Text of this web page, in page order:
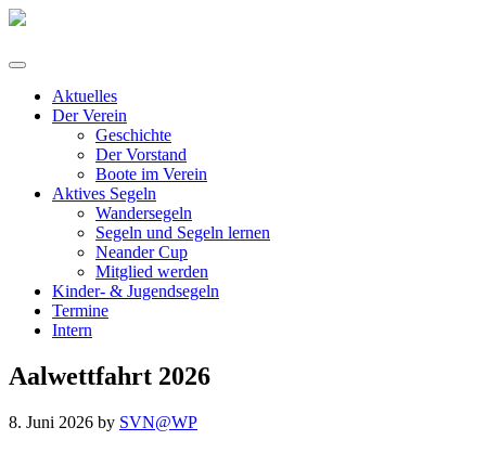
Aktuelles
Der Verein
Geschichte
Der Vorstand
Boote im Verein
Aktives Segeln
Wandersegeln
Segeln und Segeln lernen
Neander Cup
Mitglied werden
Kinder- & Jugendsegeln
Termine
Intern
Aalwettfahrt 2026
8. Juni 2026 by SVN@WP